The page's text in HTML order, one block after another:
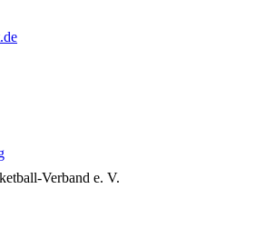
Verband e. V.